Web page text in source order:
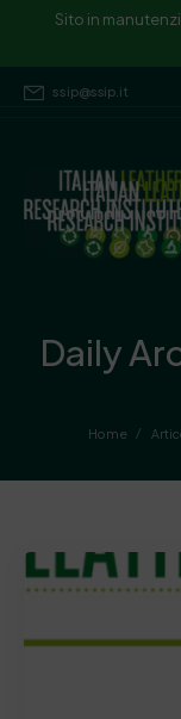
Sito in
ssip@ssip.it
Sito in
Daily
Home /